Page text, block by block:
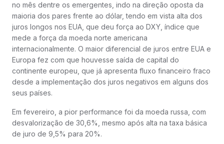
no mês dentre os emergentes, indo na direção oposta da
maioria dos pares frente ao dólar, tendo em vista alta dos
juros longos nos EUA, que deu força ao DXY, índice que
mede a força da moeda norte americana
internacionalmente. O maior diferencial de juros entre EUA e
Europa fez com que houvesse saída de capital do
continente europeu, que já apresenta fluxo financeiro fraco
desde a implementação dos juros negativos em alguns dos
seus países.
Em fevereiro, a pior performance foi da moeda russa, com
desvalorização de 30,6%, mesmo após alta na taxa básica
de juro de 9,5% para 20%.